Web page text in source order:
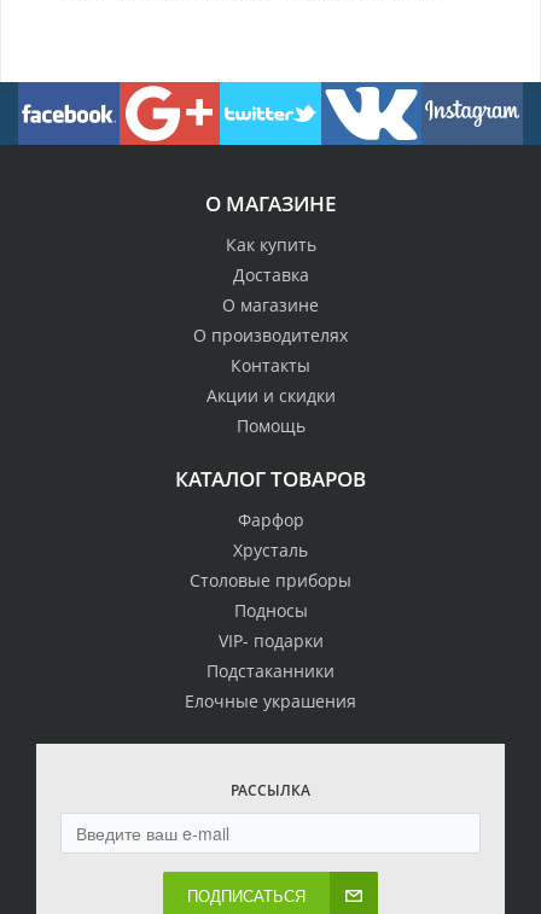
О МАГАЗИНЕ
Как купить
Доставка
О магазине
О производителях
Контакты
Акции и скидки
Помощь
КАТАЛОГ ТОВАРОВ
Фарфор
Хрусталь
Столовые приборы
Подносы
VIP- подарки
Подстаканники
Елочные украшения
РАССЫЛКА
ПОДПИСАТЬСЯ